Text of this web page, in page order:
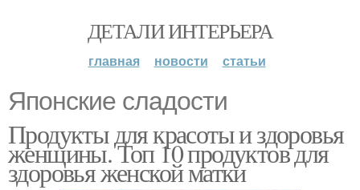
ДЕТАЛИ ИНТЕРЬЕРА
главная новости статьи
Японские сладости
Продукты для красоты и здоровья
женщины. Топ 10 продуктов для
здоровья женской матки